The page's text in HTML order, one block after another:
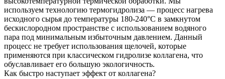
используем технологию термогидролиза — процесс нагрева
исходного сырья до температуры 180-240°С в замкнутом
бескислородном пространстве с использованием водяного
пара под минимальным избыточным давлением. Данный
процесс не требует использования щелочей, которые
применяются при классическом гидролизе коллагена, что
обуславливает его большую экологичность.
Как быстро наступает эффект от коллагена?